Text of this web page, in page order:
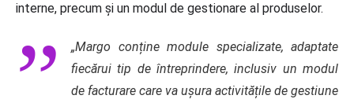
interne, precum și un modul de gestionare al produselor.
„Margo conține module specializate, adaptate
fiecărui tip de întreprindere, inclusiv un modul
de facturare care va ușura activitățile de gestiune